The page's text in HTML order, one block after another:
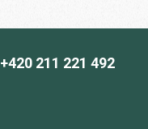
+420 211 221 492